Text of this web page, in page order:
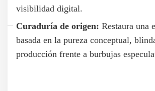
visibilidad digital.
Curaduría de origen: Restaura una
basada en la pureza conceptual,
producción frente a burbujas